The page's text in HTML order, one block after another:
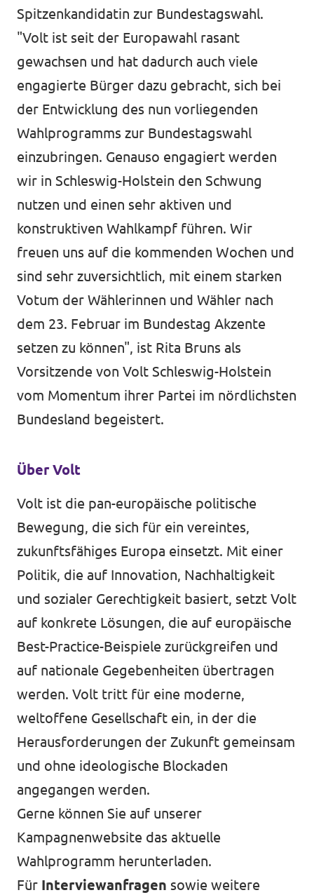
Spitzenkandidatin zur Bundestagswahl.
"Volt ist seit der Europawahl rasant
gewachsen und hat dadurch auch viele
engagierte Bürger dazu gebracht, sich bei
der Entwicklung des nun vorliegenden
Wahlprogramms zur Bundestagswahl
einzubringen. Genauso engagiert werden
wir in Schleswig-Holstein den Schwung
nutzen und einen sehr aktiven und
konstruktiven Wahlkampf führen. Wir
freuen uns auf die kommenden Wochen und
sind sehr zuversichtlich, mit einem starken
Votum der Wählerinnen und Wähler nach
dem 23. Februar im Bundestag Akzente
setzen zu können", ist Rita Bruns als
Vorsitzende von Volt Schleswig-Holstein
vom Momentum ihrer Partei im nördlichsten
Bundesland begeistert.
Über Volt
Volt ist die pan-europäische politische
Bewegung, die sich für ein vereintes,
zukunftsfähiges Europa einsetzt. Mit einer
Politik, die auf Innovation, Nachhaltigkeit
und sozialer Gerechtigkeit basiert, setzt Volt
auf konkrete Lösungen, die auf europäische
Best-Practice-Beispiele zurückgreifen und
auf nationale Gegebenheiten übertragen
werden. Volt tritt für eine moderne,
weltoffene Gesellschaft ein, in der die
Herausforderungen der Zukunft gemeinsam
und ohne ideologische Blockaden
angegangen werden.
Gerne können Sie auf unserer
Kampagnenwebsite das aktuelle
Wahlprogramm herunterladen.
Für Interviewanfragen sowie weitere